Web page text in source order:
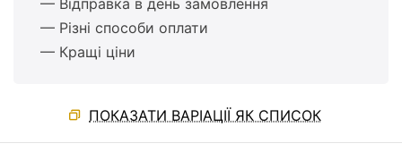
— Різні способи оплати
— Кращі ціни
ПОКАЗАТИ ВАРІАЦІЇ ЯК СПИСОК